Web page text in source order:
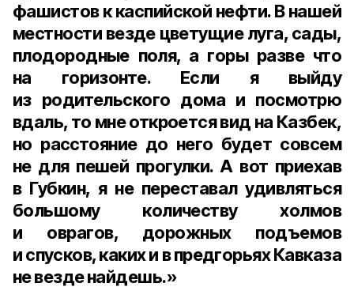
фашистов к каспийской нефти. В нашей
местности везде цветущие луга, сады,
плодородные поля, а горы разве что
на горизонте. Если я выйду
из родительского дома и посмотрю
вдаль, то мне откроется вид на Казбек,
но расстояние до него будет совсем
не для пешей прогулки. А вот приехав
в Губкин, я не переставал удивляться
большому количеству холмов
и оврагов, дорожных подъемов
и спусков, каких и в предгорьях Кавказа
не везде найдешь.»